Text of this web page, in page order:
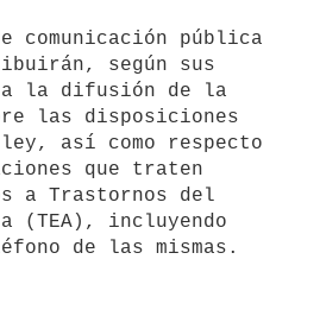
según sus
la difusión de la
las disposiciones
así como respecto
que traten
a Trastornos del
(TEA), incluyendo
de las mismas.